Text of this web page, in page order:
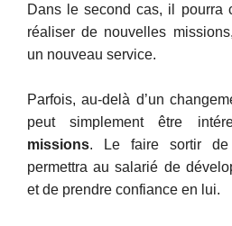
Dans le second cas, il pourra
réaliser de nouvelles
un nouveau service.
Parfois, au-delà d’un
peut simplement être
missions. Le faire sortir
permettra au salarié de
et de prendre confiance en lui.